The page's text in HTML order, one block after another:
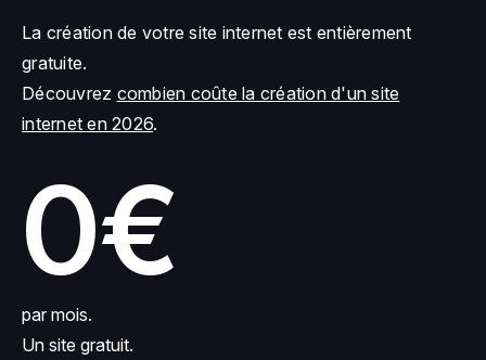
La création de votre site internet est entièrement
gratuite.
Découvrez combien coûte la création d'un site
internet en 2026.
0€
par mois.
Un site gratuit.